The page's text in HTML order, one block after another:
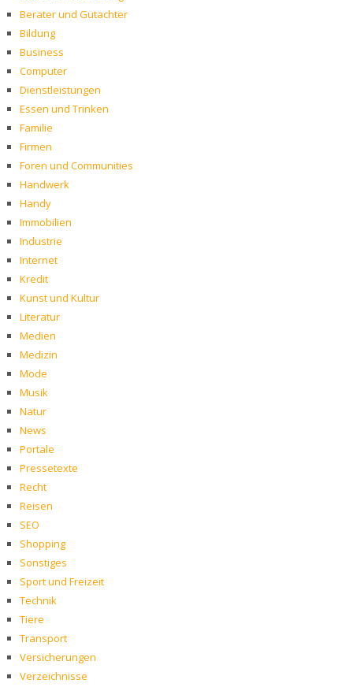
Berater und Gutachter
Bildung
Business
Computer
Dienstleistungen
Essen und Trinken
Familie
Firmen
Foren und Communities
Handwerk
Handy
Immobilien
Industrie
Internet
Kredit
Kunst und Kultur
Literatur
Medien
Medizin
Mode
Musik
Natur
News
Portale
Pressetexte
Recht
Reisen
SEO
Shopping
Sonstiges
Sport und Freizeit
Technik
Tiere
Transport
Versicherungen
Verzeichnisse